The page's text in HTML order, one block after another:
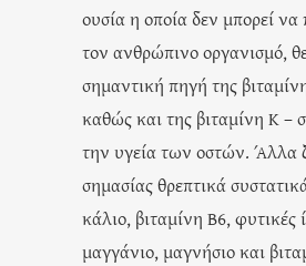
ουσία η οποία δεν μπορεί να
τον ανθρώπινο οργανισμό,
σημαντική πηγή της
καθώς και της βιταμίνη K –
την υγεία των οστών. Άλλα
σημασίας θρεπτικά
κάλιο, βιταμίνη Β6, φυτικές
μαγγάνιο, μαγνήσιο και